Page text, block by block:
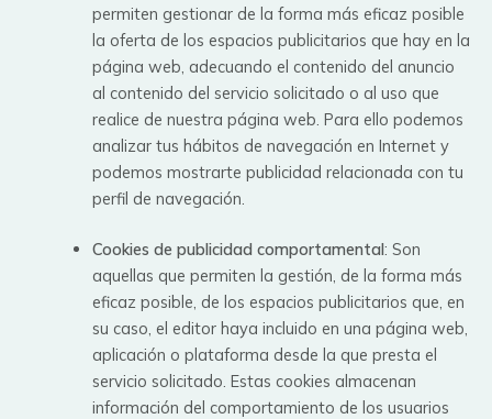
permiten gestionar de la forma más eficaz posible
la oferta de los espacios publicitarios que hay en la
página web, adecuando el contenido del anuncio
al contenido del servicio solicitado o al uso que
realice de nuestra página web. Para ello podemos
analizar tus hábitos de navegación en Internet y
podemos mostrarte publicidad relacionada con tu
perfil de navegación.
Cookies de publicidad comportamental: Son
aquellas que permiten la gestión, de la forma más
eficaz posible, de los espacios publicitarios que, en
su caso, el editor haya incluido en una página web,
aplicación o plataforma desde la que presta el
servicio solicitado. Estas cookies almacenan
información del comportamiento de los usuarios